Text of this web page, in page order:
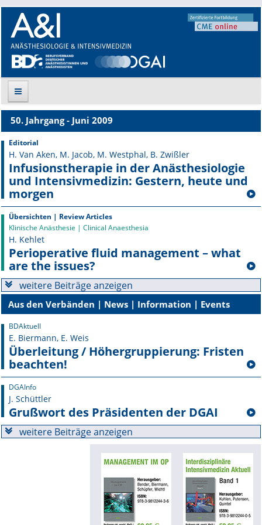
Suche
Aktuelle Ausgabe
Leitlinien
Archiv
Supplements
Supplements OrphanAnesthesia
Online First
A&I English
Mediadaten
Autoren-Service
Bestell-Service
Stellenmarkt
Kongresskalender
50. Jahrgang - Juni 2009
Editorial
H. Van Aken, M. Jacob, M. Westphal, B. Zwißler
Infusionstherapie in der Anästhesiologie
und Intensiv­medi­zin: Gestern, heute und
morgen
Übersichten | Review Articles
Klinische Anästhesie | Clinical Anaesthesia
H. Kehlet
Perioperative fluid management – what
are the issues?
weitere Beiträge anzeigen
Aus den Verbänden | News | Information | Events
BDAktuell
E. Biermann, E. Weis
Überleitung / Höhergrup­pierung: Fristen
beachten!
DGAInfo
J. Schüttler
Grußwort des Präsidenten der DGAI
weitere Beiträge anzeigen